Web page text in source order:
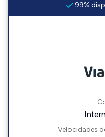
99%
Velocidades